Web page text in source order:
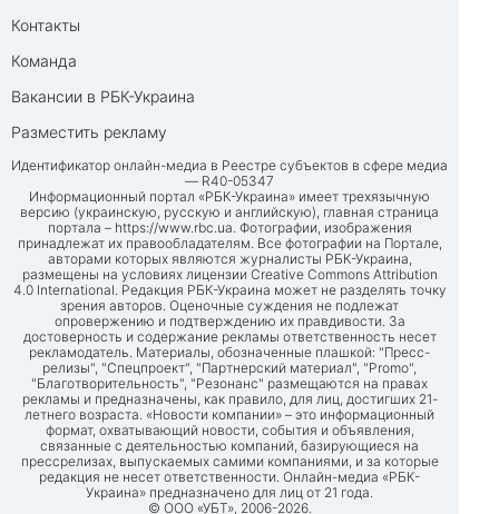
Контакты
Команда
Вакансии в РБК-Украина
Разместить рекламу
Идентификатор онлайн-медиа в Реестре субъектов в сфере медиа
— R40-05347
Информационный портал «РБК-Украина» имеет трехязычную
версию (украинскую, русскую и английскую), главная страница
портала – https://www.rbc.ua. Фотографии, изображения
принадлежат их правообладателям. Все фотографии на Портале,
авторами которых являются журналисты РБК-Украина,
размещены на условиях лицензии Creative Commons Attribution
4.0 International. Редакция РБК-Украина может не разделять точку
зрения авторов. Оценочные суждения не подлежат
опровержению и подтверждению их правдивости. За
достоверность и содержание рекламы ответственность несет
рекламодатель. Материалы, обозначенные плашкой: "Пресс-
релизы", "Спецпроект", "Партнерский материал", "Promo",
"Благотворительность", "Резонанс" размещаются на правах
рекламы и предназначены, как правило, для лиц, достигших 21-
летнего возраста. «Новости компании» – это информационный
формат, охватывающий новости, события и объявления,
связанные с деятельностью компаний, базирующиеся на
прессрелизах, выпускаемых самими компаниями, и за которые
редакция не несет ответственности. Онлайн-медиа «РБК-
Украина» предназначено для лиц от 21 года.
© ООО «УБТ», 2006-2026.